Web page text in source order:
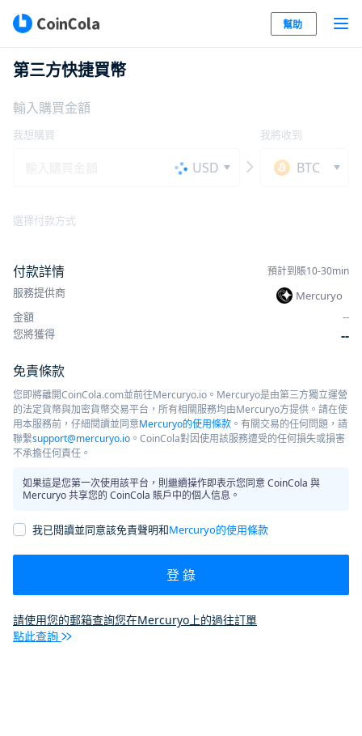
幫助
第三方快捷買幣
輸入購買金額
我想購買
USD
我將收到
BTC
選擇付款方式
付款詳情 預計到賬10-30min
服務提供商
Mercuryo
金額
--
您將獲得
--
免責條款
您即將離開CoinCola.com並前往Mercuryo.io。Mercuryo是由第三方獨立運營
的法定貨幣與加密貨幣交易平台，所有相關服務均由Mercuryo方提供。請在使
用本服務前，仔細閱讀並同意Mercuryo的使用條款 。有關交易的任何問題，請
聯繫support@mercuryo.io 。CoinCola對因使用該服務遭受的任何損失或損害
不承擔任何責任。
如果這是您第一次使用該平台，則繼續操作即表示您同意 CoinCola 與
Mercuryo 共享您的 CoinCola 賬戶中的個人信息。
我已閱讀並同意該免責聲明和Mercuryo的使用條款
登 錄
請使用您的郵箱查詢您在Mercuryo上的過往訂單
點此查詢